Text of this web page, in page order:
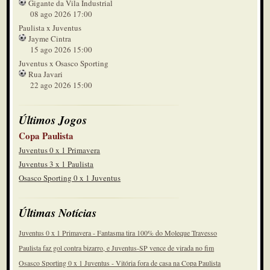
38'
2º tempo
Sai Marlon, entra Herbert
37' Sai Leo Couto, entra Marcel
37'
36'
2º tempo
Lançamento na área do Juventus.
36'
35'
Masson ajudando na defesa tirou e
34'
2º tempo
A zaga afastou mas a bola ainda é
deles
Gigante da Vila Industrial
08 ago 2026 17:00
Paulista x Juventus
Jayme Cintra
15 ago 2026 15:00
Juventus x Osasco Sporting
Rua Javari
22 ago 2026 15:00
Últimos Jogos
Copa Paulista
Juventus 0 x 1 Primavera
Juventus 3 x 1 Paulista
Osasco Sporting 0 x 1 Juventus
Últimas Notícias
Juventus 0 x 1 Primavera - Fantasma tira 100% do Moleque Travesso
Paulista faz gol contra bizarro, e Juventus-SP vence de virada no fim
Osasco Sporting 0 x 1 Juventus - Vitória fora de casa na Copa Paulista